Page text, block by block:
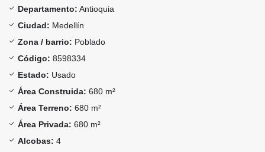
Departamento: Antioquia
Ciudad: Medellín
Zona / barrio: Poblado
Código: 8598334
Estado: Usado
Área Construida: 680 m²
Área Terreno: 680 m²
Área Privada: 680 m²
Alcobas: 4